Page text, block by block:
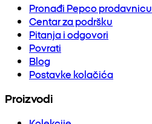
Pronađi Pepco prodavnicu
Centar za podršku
Pitanja i odgovori
Povrati
Blog
Postavke kolačića
Proizvodi